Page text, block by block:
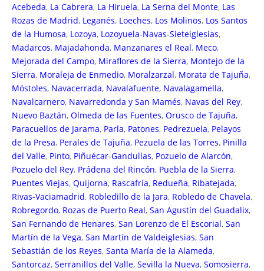
Acebeda, La Cabrera, La Hiruela, La Serna del Monte, Las
Rozas de Madrid, Leganés, Loeches, Los Molinos, Los Santos
de la Humosa, Lozoya, Lozoyuela-Navas-Sieteiglesias,
Madarcos, Majadahonda, Manzanares el Real, Meco,
Mejorada del Campo, Miraflores de la Sierra, Montejo de la
Sierra, Moraleja de Enmedio, Moralzarzal, Morata de Tajuña,
Móstoles, Navacerrada, Navalafuente, Navalagamella,
Navalcarnero, Navarredonda y San Mamés, Navas del Rey,
Nuevo Baztán, Olmeda de las Fuentes, Orusco de Tajuña,
Paracuellos de Jarama, Parla, Patones, Pedrezuela, Pelayos
de la Presa, Perales de Tajuña, Pezuela de las Torres, Pinilla
del Valle, Pinto, Piñuécar-Gandullas, Pozuelo de Alarcón,
Pozuelo del Rey, Prádena del Rincón, Puebla de la Sierra,
Puentes Viejas, Quijorna, Rascafría, Redueña, Ribatejada,
Rivas-Vaciamadrid, Robledillo de la Jara, Robledo de Chavela,
Robregordo, Rozas de Puerto Real, San Agustín del Guadalix,
San Fernando de Henares, San Lorenzo de El Escorial, San
Martín de la Vega, San Martín de Valdeiglesias, San
Sebastián de los Reyes, Santa María de la Alameda,
Santorcaz, Serranillos del Valle, Sevilla la Nueva, Somosierra,